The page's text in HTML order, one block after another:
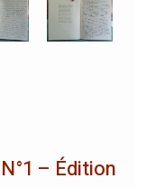
– Édition